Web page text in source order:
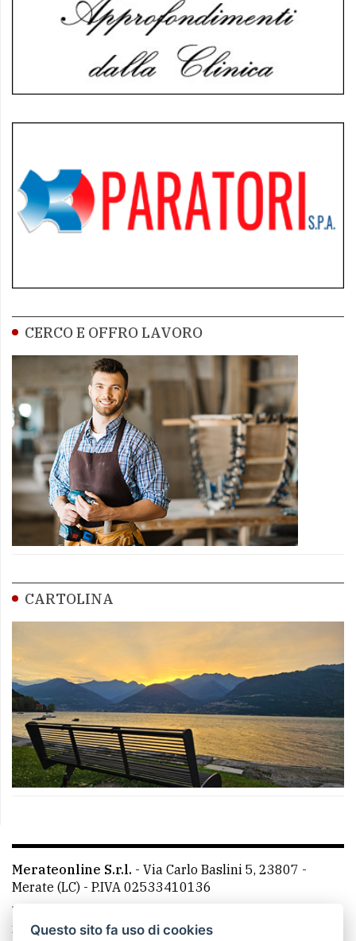
CERCO E OFFRO LAVORO
CARTOLINA
Merateonline S.r.l. - Via Carlo Baslini 5, 23807 -
Merate (LC) - P.IVA 02533410136
Telefono:
mail: redazione@leccoonline.com
Questo sito fa uso di cookies